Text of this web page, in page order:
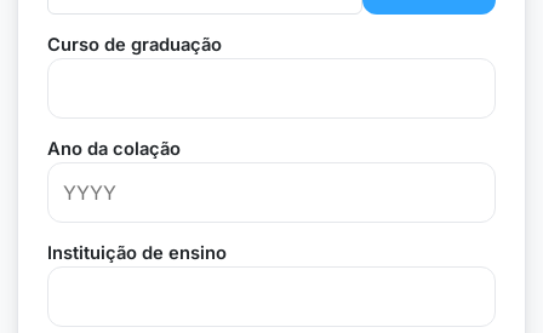
Curso de graduação
Ano da colação
Instituição de ensino